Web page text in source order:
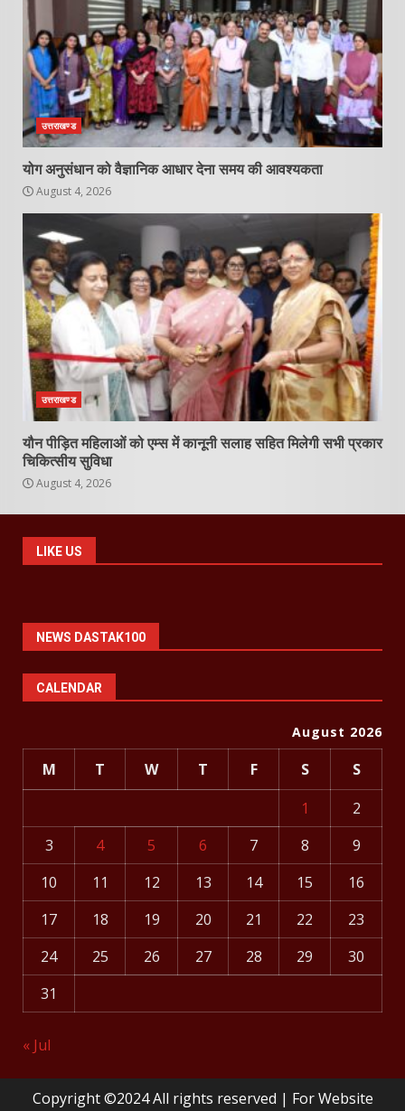
उत्तराखण्ड
योग अनुसंधान को वैज्ञानिक आधार देना समय की आवश्यकता
August 4, 2026
उत्तराखण्ड
यौन पीड़ित महिलाओं को एम्स में कानूनी सलाह सहित मिलेगी सभी प्रकार
चिकित्सीय सुविधा
August 4, 2026
LIKE US
NEWS DASTAK100
CALENDAR
August 2026
M T W T F S
S
1
2
3
4 5 6 7 8
9
10
11 12 13 14 15
16
17
18 19 20 21 22
23
24
25 26 27 28 29
30
31
« Jul
Copyright ©2024 All rights reserved | For Website